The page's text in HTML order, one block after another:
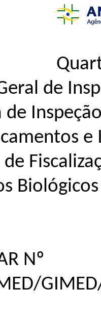
de
de
e
Nº